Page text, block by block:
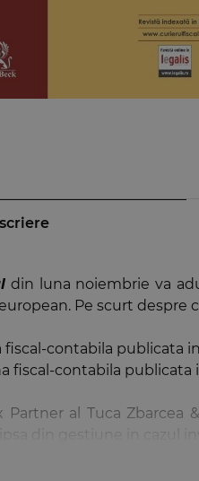
din luna noiembrie va
Pe scurt despre
contabila publicata
contabila publicata
Partner al Tuca Zbarcea
incepand cu